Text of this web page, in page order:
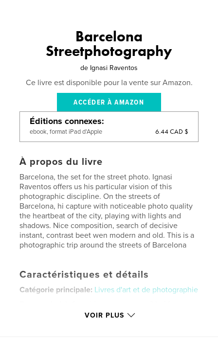
Barcelona
Streetphotography
de Ignasi Raventos
Ce livre est disponible pour la vente sur Amazon.
ACCÉDER À AMAZON
Éditions connexes
ebook, format iPad d'Apple 6.44 CAD $
À propos du livre
Barcelona, ​​the set for the street photo. Ignasi
Raventos offers us his particular vision of this
photographic discipline. On the streets of
Barcelona, hi capture with noticeable photo quality
the heartbeat of the city, playing with lights and
shadows. Nice composition, search of decisive
instant, contrast beet wen modern and old. This is a
photographic trip around the streets of Barcelona
Caractéristiques et détails
Catégorie principale: Livres d'art et de photographie
VOIR PLUS